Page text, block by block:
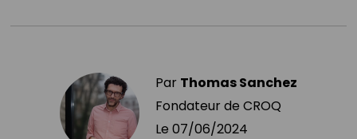
Par Thomas Sanchez
Fondateur de CROQ
Le 07/06/2024